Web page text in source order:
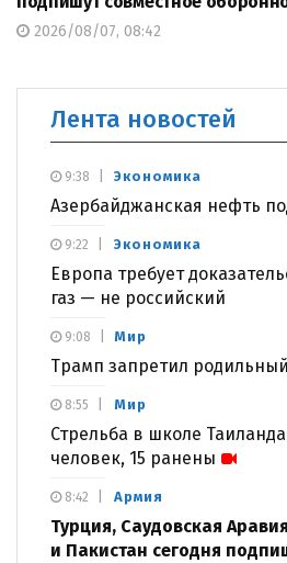
2026/08/07, 08:42
Лента новостей
Экономика
Азербайджанская нефть
9:38
Экономика
Европа требует
газ — не российский
9:22
Мир
Трамп запретил
9:08
Мир
Стрельба в школе
человек, 15 ранены
8:55
Армия
Турция, Саудовская Аравия
и Пакистан сегодня
8:42